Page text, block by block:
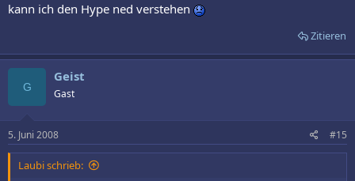
kann ich den Hype ned verstehen
Zitieren
G
Geist
Gast
5. Juni 2008 #15
Laubi schrieb: